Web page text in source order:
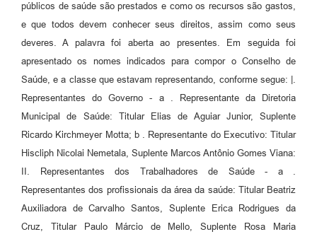
públicos de saúde são prestados e como os recursos são gastos,
e que todos devem conhecer seus direitos, assim como seus
deveres. A palavra foi aberta ao presentes. Em seguida foi
apresentado os nomes indicados para compor o Conselho de
Saúde, e a classe que estavam representando, conforme segue: |.
Representantes do Governo - a . Representante da Diretoria
Municipal de Saúde: Titular Elias de Aguiar Junior, Suplente
Ricardo Kirchmeyer Motta; b . Representante do Executivo: Titular
Hiscliph Nicolai Nemetala, Suplente Marcos Antônio Gomes Viana:
II. Representantes dos Trabalhadores de Saúde - a .
Representantes dos profissionais da área da saúde: Titular Beatriz
Auxiliadora de Carvalho Santos, Suplente Erica Rodrigues da
Cruz, Titular Paulo Márcio de Mello, Suplente Rosa Maria